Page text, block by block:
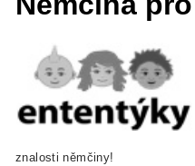
znalosti němčiny!